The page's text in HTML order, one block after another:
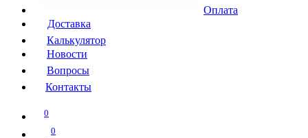
Оплата
Доставка
Калькулятор
Новости
Вопросы
Контакты
0
0